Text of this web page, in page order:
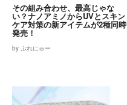
その組み合わせ、最高じゃな
い？ナノアミノからUVとスキン
ケア対策の新アイテムが2種同時
発売！
by ぷれにゅー